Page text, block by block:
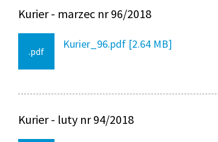
Kurier - marzec nr 96/2018
.pdf
Kurier_96.pdf [2.64 MB]
Kurier - luty nr 94/2018